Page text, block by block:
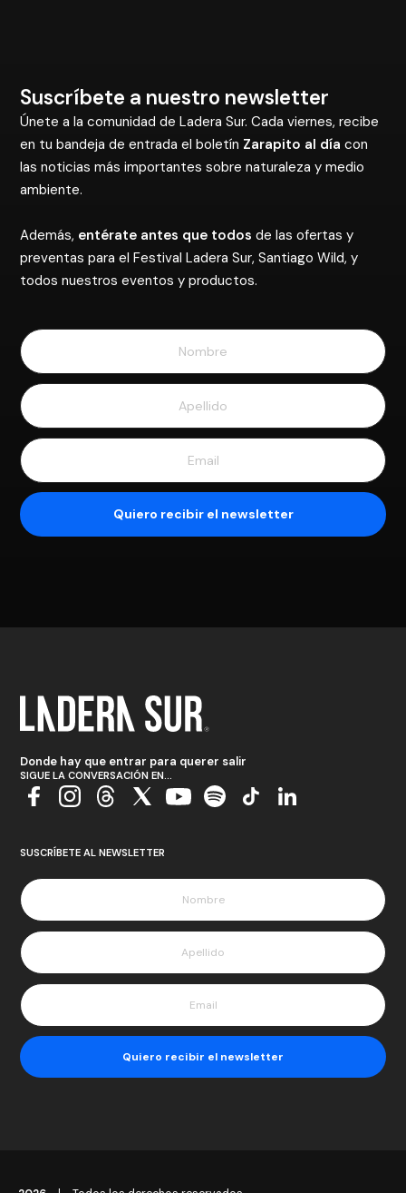
Suscríbete a nuestro newsletter
Únete a la comunidad de Ladera Sur. Cada viernes, recibe
en tu bandeja de entrada el boletín Zarapito al día con
las noticias más importantes sobre naturaleza y medio
ambiente.
Además, entérate antes que todos de las ofertas y
preventas para el Festival Ladera Sur, Santiago Wild, y
todos nuestros eventos y productos.
Donde hay que entrar para querer salir
SIGUE LA CONVERSACIÓN EN...
SUSCRÍBETE AL NEWSLETTER